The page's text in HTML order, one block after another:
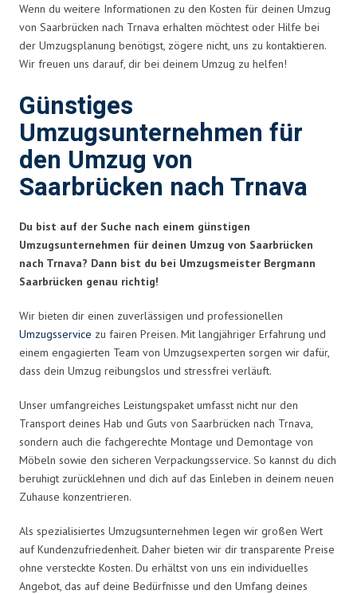
Wenn du weitere Informationen zu den Kosten für deinen Umzug
von Saarbrücken nach Trnava erhalten möchtest oder Hilfe bei
der Umzugsplanung benötigst, zögere nicht, uns zu kontaktieren.
Wir freuen uns darauf, dir bei deinem Umzug zu helfen!
Günstiges
Umzugsunternehmen für
den Umzug von
Saarbrücken nach Trnava
Du bist auf der Suche nach einem günstigen
Umzugsunternehmen für deinen Umzug von Saarbrücken
nach Trnava? Dann bist du bei Umzugsmeister Bergmann
Saarbrücken genau richtig!
Wir bieten dir einen zuverlässigen und professionellen
Umzugsservice zu fairen Preisen. Mit langjähriger Erfahrung und
einem engagierten Team von Umzugsexperten sorgen wir dafür,
dass dein Umzug reibungslos und stressfrei verläuft.
Unser umfangreiches Leistungspaket umfasst nicht nur den
Transport deines Hab und Guts von Saarbrücken nach Trnava,
sondern auch die fachgerechte Montage und Demontage von
Möbeln sowie den sicheren Verpackungsservice. So kannst du dich
beruhigt zurücklehnen und dich auf das Einleben in deinem neuen
Zuhause konzentrieren.
Als spezialisiertes Umzugsunternehmen legen wir großen Wert
auf Kundenzufriedenheit. Daher bieten wir dir transparente Preise
ohne versteckte Kosten. Du erhältst von uns ein individuelles
Angebot, das auf deine Bedürfnisse und den Umfang deines